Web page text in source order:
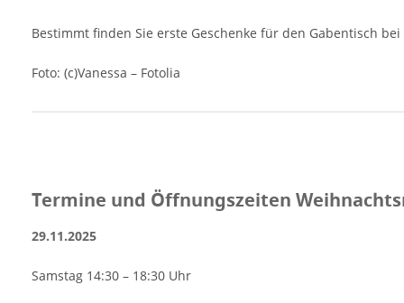
Bestimmt finden Sie erste Geschenke für den Gabentisch
Foto: (c)Vanessa – Fotolia
Termine und Öffnungszeiten
29.11.2025
Samstag 14:30 – 18:30 Uhr